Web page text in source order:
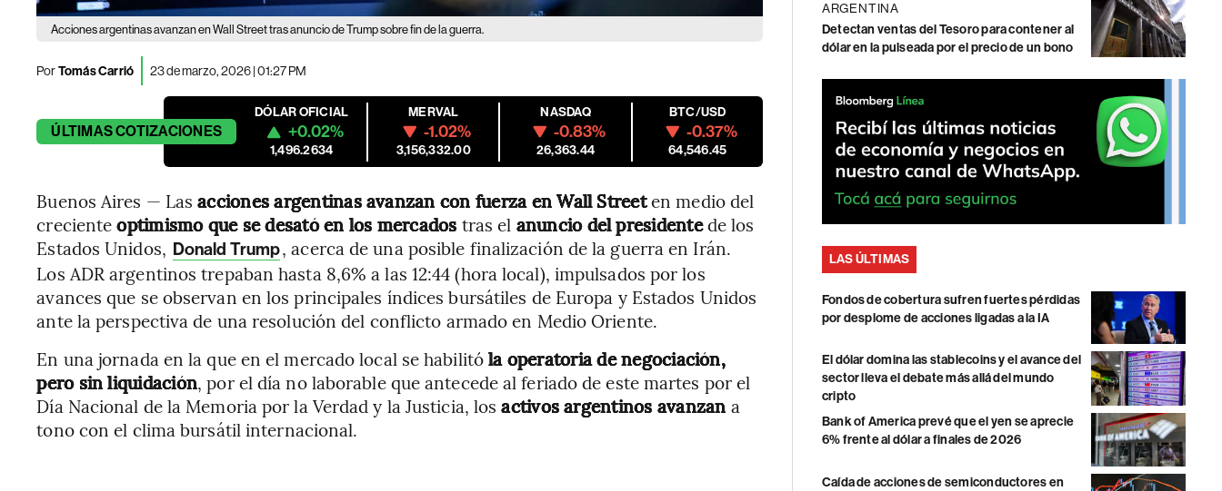
Acciones argentinas avanzan en Wall Street tras anuncio de Trump sobre fin de la guerra.
PorTomás Carrió 23 de marzo, 2026 | 01:27 PM
ÚLTIMASCOTIZACIONES
DÓLAR OFICIAL
+0.02%
1,496.2634
MERVAL
-1.02%
3,156,332.00
NASDAQ
-0.83%
26,363.44
BTC/USD
-0.37%
64,546.45
Buenos Aires — Lasacciones argentinas avanzan con fuerza en Wall Streeten medio del
crecienteoptimismo que se desató en los mercados tras el anuncio del presidentede los
Estados Unidos, Donald Trump, acerca de una posible finalización de la guerra en Irán.
Los ADR argentinos trepaban hasta 8,6% a las 12:44 (hora local), impulsados por los
avances que se observan en los principales índices bursátiles de Europa y Estados Unidos
ante la perspectiva de una resolución del conflicto armado en Medio Oriente.
En una jornada en la que en el mercado local se habilitóla operatoria de negociación,
pero sin liquidación, por el día no laborable que antecede al feriado de este martes por el
Día Nacional de la Memoria por la Verdad y la Justicia, losactivos argentinos avanzan a
tono con el clima bursátil internacional.
ARGENTINA
Detectan ventas del Tesoro para contener al
dólar en la pulseada por el precio de un bono
LAS ÚLTIMAS
Fondos de cobertura sufren fuertes pérdidas
por desplome de acciones ligadas a la IA
El dólar domina las stablecoins y el avance del
sector lleva el debate más allá del mundo
cripto
Bank of America prevé que el yen se aprecie
6% frente al dólar a finales de 2026
Caída de acciones de semiconductores en